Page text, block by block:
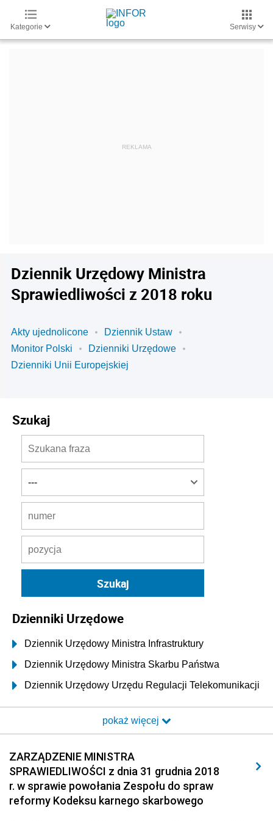
Kategorie Serwisy
Dziennik Urzędowy Ministra
Sprawiedliwości z 2018 roku
Akty ujednolicone
Dziennik Ustaw
Monitor Polski
Dzienniki Urzędowe
Dzienniki Unii Europejskiej
Szukaj
Dzienniki Urzędowe
Dziennik Urzędowy Ministra Infrastruktury
Dziennik Urzędowy Ministra Skarbu Państwa
Dziennik Urzędowy Urzędu Regulacji Telekomunikacji
Dziennik Urzędowy Ministra Transportu i Budownictwa
Elektronicznej
Dziennik Urzędowy Ministra Spraw Wewnętrznych i
Administracji
pokaż więcej
ZARZĄDZENIE MINISTRA
SPRAWIEDLIWOŚCI z dnia 31 grudnia 2018
r. w sprawie powołania Zespołu do spraw
reformy Kodeksu karnego skarbowego